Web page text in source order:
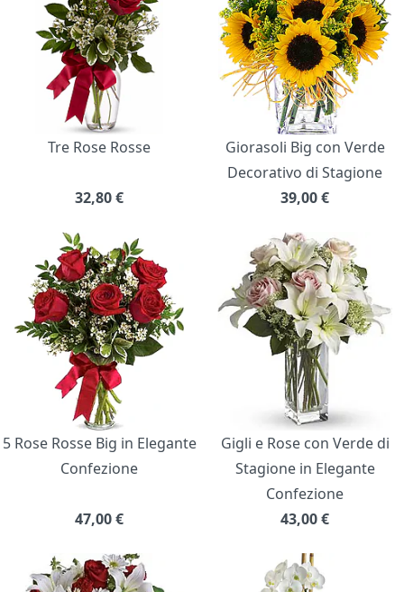
Tre Rose Rosse
32,80€
Giorasoli Big con Verde
Decorativo di Stagione
39,00€
5 Rose Rosse Big in Elegante
Confezione
47,00€
Gigli e Rose con Verde di
Stagione in Elegante
Confezione
43,00€